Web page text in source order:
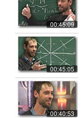
00:45:09
00:45:05
00:40:53